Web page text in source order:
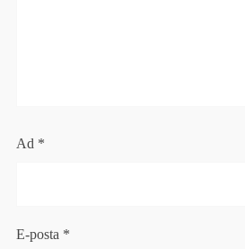
Ad *
E-posta *